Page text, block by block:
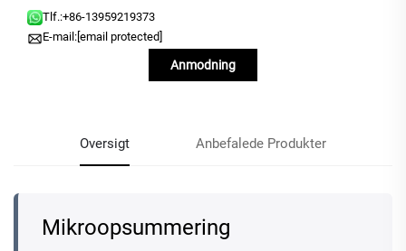
Tlf.:+86-13959219373
E-mail: [email protected]
Anmodning
Oversigt Anbefalede Produkter
Mikroopsummering